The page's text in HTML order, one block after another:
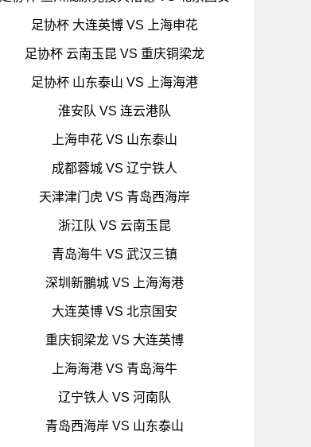
足协杯 大连英博 VS 上海申花
足协杯 云南玉昆 VS 重庆铜梁龙
足协杯 山东泰山 VS 上海海港
淮安队 VS 连云港队
上海申花 VS 山东泰山
成都蓉城 VS 辽宁铁人
天津津门虎 VS 青岛西海岸
浙江队 VS 云南玉昆
青岛海牛 VS 武汉三镇
深圳新鵬城 VS 上海海港
大连英博 VS 北京国安
重庆铜梁龙 VS 大连英博
上海海港 VS 青岛海牛
辽宁铁人 VS 河南队
青岛西海岸 VS 山东泰山